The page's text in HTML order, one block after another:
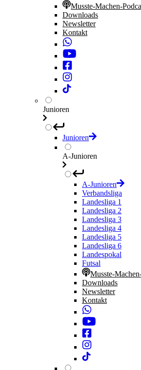
Musste-Machen-
Downloads
Newsletter
Kontakt
Junioren
Junioren
A-Junioren
A-Junioren
Verbandsliga
Landesliga 1
Landesliga 2
Landesliga 3
Landesliga 4
Landesliga 5
Landesliga 6
Landespokal
Futsal
Musste-
Downloads
Newsletter
Kontakt